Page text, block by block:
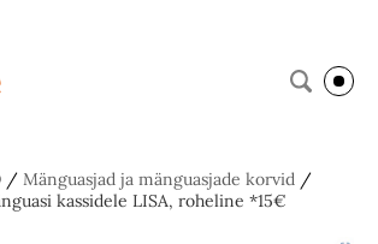
/ Mänguasjad ja mänguasjade korvid /
kassidele LISA, roheline *15€